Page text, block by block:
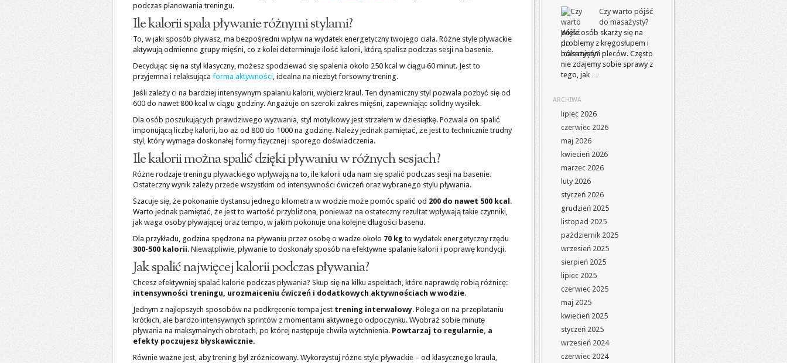
podczas planowania treningu.
Ile kalorii spala pływanie różnymi stylami?
To, w jaki sposób pływasz, ma bezpośredni wpływ na wydatek energetyczny twojego ciała. Różne style pływackie
aktywują odmienne grupy mięśni, co z kolei determinuje ilość kalorii, którą spalisz podczas sesji na basenie.
Decydując się na styl klasyczny, możesz spodziewać się spalenia około 250 kcal w ciągu 60 minut. Jest to
przyjemna i relaksująca forma aktywności, idealna na niezbyt forsowny trening.
Jeśli zależy ci na bardziej intensywnym spalaniu kalorii, wybierz kraul. Ten dynamiczny styl pozwala pozbyć się od
600 do nawet 800 kcal w ciągu godziny. Angażuje on szeroki zakres mięśni, zapewniając solidny wysiłek.
Dla osób poszukujących prawdziwego wyzwania, styl motylkowy jest strzałem w dziesiątkę. Pozwala on spalić
imponującą liczbę kalorii, bo aż od 800 do 1000 na godzinę. Należy jednak pamiętać, że jest to technicznie trudny
styl, który wymaga doskonałej formy fizycznej i sporego doświadczenia.
Ile kalorii można spalić dzięki pływaniu w różnych sesjach?
Różne rodzaje treningu pływackiego wpływają na to, ile kalorii uda nam się spalić podczas sesji na basenie.
Ostateczny wynik zależy przede wszystkim od intensywności ćwiczeń oraz wybranego stylu pływania.
Szacuje się, że pokonanie dystansu jednego kilometra w wodzie może pomóc spalić od 200 do nawet 500 kcal .
Warto jednak pamiętać, że jest to wartość przybliżona, ponieważ na ostateczny rezultat wpływają takie czynniki,
jak waga osoby pływającej oraz tempo, w jakim pokonuje ona kolejne długości basenu.
Dla przykładu, godzina spędzona na pływaniu przez osobę o wadze około 70 kg to wydatek energetyczny rzędu
300-500 kalorii. Niewątpliwie, pływanie to doskonały sposób na efektywne spalanie kalorii i poprawę kondycji.
Jak spalić najwięcej kalorii podczas pływania?
Chcesz efektywniej spalać kalorie podczas pływania? Skup się na kilku aspektach, które naprawdę robią różnicę:
intensywności treningu, urozmaiceniu ćwiczeń i dodatkowych aktywnościach w wodzie.
Jednym z najlepszych sposobów na podkręcenie tempa jest trening interwałowy. Polega on na przeplataniu
krótkich, ale bardzo intensywnych sprintów z momentami aktywnego odpoczynku. Wyobraź sobie minutę
pływania na maksymalnych obrotach, po której następuje chwila wytchnienia. Powtarzaj to regularnie, a
efekty poczujesz błyskawicznie.
Równie ważne jest, aby trening był zróżnicowany. Wykorzystuj różne style pływackie – od klasycznego kraula,
Czy warto pójść
do masażysty?
Wiele osób skarży się na
problemy z kręgosłupem i
bóle mięśni pleców. Często
nie zdajemy sobie sprawy z
tego, jak …
ARCHIWA
lipiec 2026
czerwiec 2026
maj 2026
kwiecień 2026
marzec 2026
luty 2026
styczeń 2026
grudzień 2025
listopad 2025
październik 2025
wrzesień 2025
sierpień 2025
lipiec 2025
czerwiec 2025
maj 2025
kwiecień 2025
styczeń 2025
wrzesień 2024
czerwiec 2024